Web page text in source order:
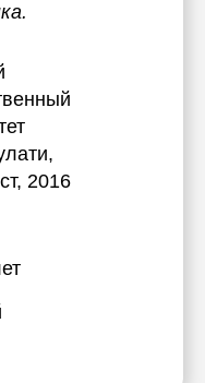
,
2016